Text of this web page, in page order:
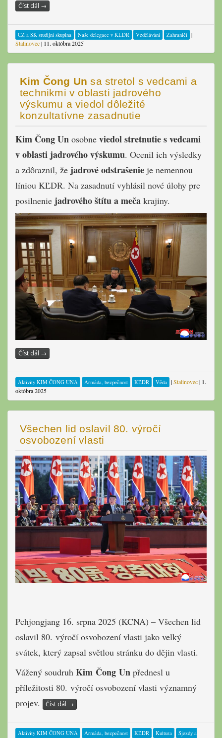
Číst dál →
CZ a SK studijní skupina Naše delegace v KLDR Vzdělávání Zahraničí |
Stalinovec| 11. októbra 2025
Kim Čong Un sa stretol s vedcami a
technikmi v oblasti jadrového
výskumu a viedol dôležité
konzultatívne zasadnutie
Kim Čong Un osobne viedol stretnutie s vedcami
v oblasti jadrového výskumu. Ocenil ich výsledky
a zdôraznil, že jadrové odstrašenie je nemennou
líniou KĽDR. Na zasadnutí vyhlásil nové úlohy pre
posilnenie jadrového štítu a meča krajiny.
Číst dál →
Aktivity KIM ČONG UNA Armáda, bezpečnost KĽDR Věda |Stalinovec| 1.
októbra 2025
Všechen lid oslavil 80. výročí
osvobození vlasti
Pchjongjang 16. srpna 2025 (KCNA) – Všechen lid
oslavil 80. výročí osvobození vlasti jako velký
svátek, který zapsal světlou stránku do dějin vlasti.
Vážený soudruh Kim Čong Un přednesl u
příležitosti 80. výročí osvobození vlasti významný
projev.
Číst dál →
Aktivity KIM ČONG UNA Armáda, bezpečnost KĽDR Kultura Sjezdy a